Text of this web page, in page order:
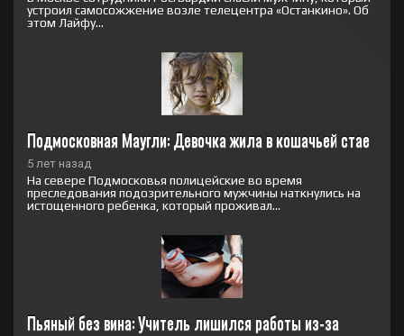
устроил самосожжение возле телецентра «Останкино». Об
этом Лайфу...
Подмосковная Маугли: Девочка жила в кошачьей стае
5 лет назад
На севере Подмосковья полицейские во время
преследования подозрительного мужчины наткнулись на
истощенного ребенка, который проживал...
Пьяный без вина: Учитель лишился работы из-за